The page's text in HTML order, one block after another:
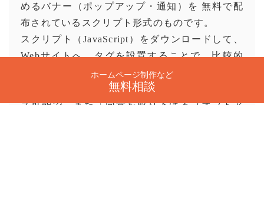
めるバナー（ポップアップ・通知）を 無料で配
布されているスクリプト形式のものです。
スクリプト（JavaScript）をダウンロードして、
Webサイトへ、タグを設置することで、比較的
簡単に導入できます。
同意バナーは文言・配色・位置などカスタマイ
ズ可能で、また「同意を取り下げる（オプトア
ホームページ制作など
無料相談